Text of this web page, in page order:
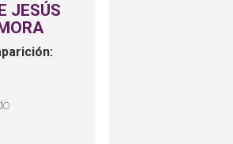
JESÚS